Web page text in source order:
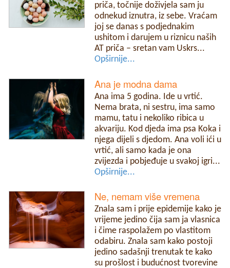
priča, točnije doživjela sam ju
odnekud iznutra, iz sebe. Vraćam
joj se danas s podjednakim
ushitom i darujem u riznicu naših
AT priča – sretan vam Uskrs...
Opširnije...
Ana je modna dama
Ana ima 5 godina. Ide u vrtić.
Nema brata, ni sestru, ima samo
mamu, tatu i nekoliko ribica u
akvariju. Kod djeda ima psa Koka i
njega dijeli s djedom. Ana voli ići u
vrtić, ali samo kada je ona
zvijezda i pobjeđuje u svakoj igri...
Opširnije...
Ne, nemam više vremena
Znala sam i prije epidemije kako je
vrijeme jedino čija sam ja vlasnica
i čime raspolažem po vlastitom
odabiru. Znala sam kako postoji
jedino sadašnji trenutak te kako
su prošlost i budućnost tvorevine